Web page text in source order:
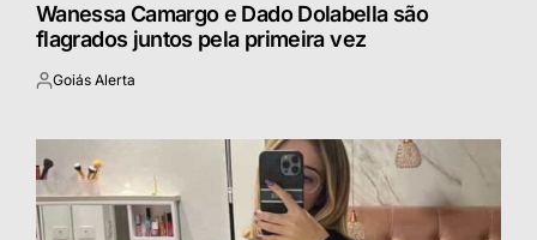
Wanessa Camargo e Dado Dolabella são
flagrados juntos pela primeira vez
Postado
Goiás Alerta